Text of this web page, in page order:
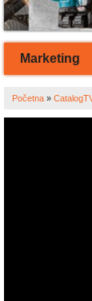
Marketing
Početna »